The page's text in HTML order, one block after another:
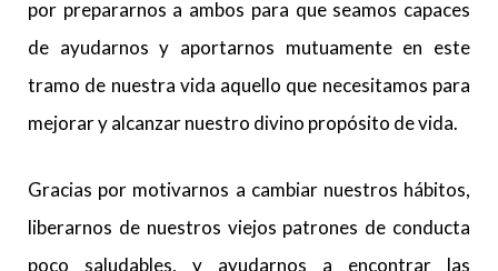
por prepararnos a ambos para que seamos capaces
de ayudarnos y aportarnos mutuamente en este
tramo de nuestra vida aquello que necesitamos para
mejorar y alcanzar nuestro divino propósito de vida.
Gracias por motivarnos a cambiar nuestros hábitos,
liberarnos de nuestros viejos patrones de conducta
poco saludables, y ayudarnos a encontrar las